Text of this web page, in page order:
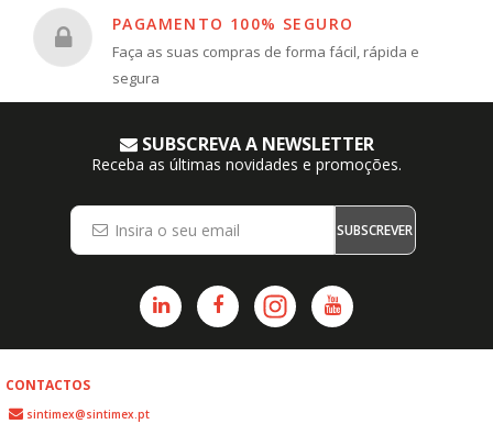
PAGAMENTO 100% SEGURO
Faça as suas compras de forma fácil, rápida e
segura
SUBSCREVA A NEWSLETTER
Receba as últimas novidades e promoções.
SUBSCREVER
CONTACTOS
sintimex@sintimex.pt